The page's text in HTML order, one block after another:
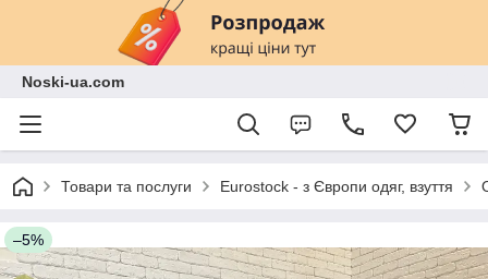
Noski-ua.com
Товари та послуги Eurostock - з Європи одяг, взуття
–5%